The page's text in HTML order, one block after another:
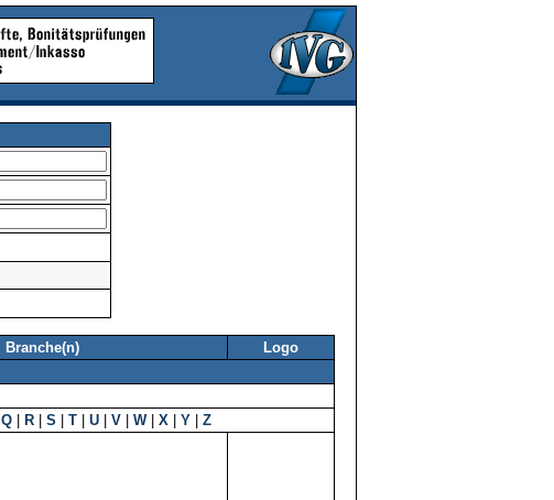
Branche(n)
Logo
Q R S T U V W| X Y
Z